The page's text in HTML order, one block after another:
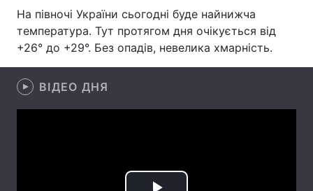
Зброя Інциденти
Здоров'я
Статті
На півночі України сьогодні буде найнижча
температура. Тут протягом дня очікується від
+26° до +29°. Без опадів, невелика хмарність.
ВІДЕО ДНЯ